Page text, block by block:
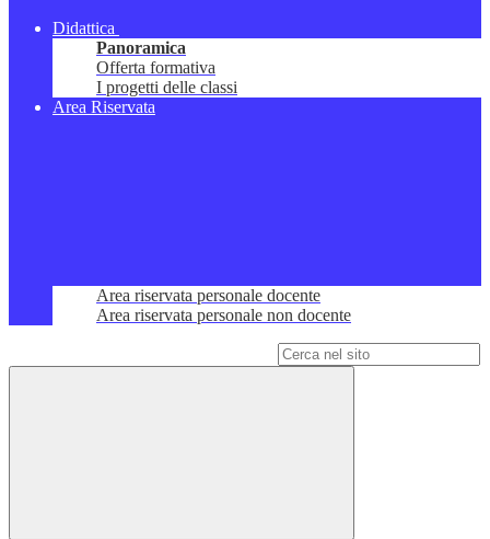
Didattica
Panoramica
Offerta formativa
I progetti delle classi
Area Riservata
Area riservata personale docente
Area riservata personale non docente